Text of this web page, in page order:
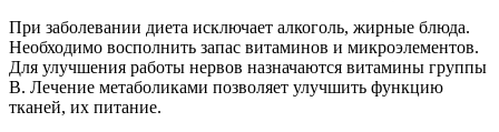
При заболевании диета исключает алкоголь, жирные блюда.
Необходимо восполнить запас витаминов и микроэлементов.
Для улучшения работы нервов назначаются витамины группы
B. Лечение метаболиками позволяет улучшить функцию
тканей, их питание.